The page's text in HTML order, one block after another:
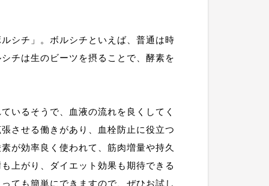
シチ」。ボルシチといえば、普通は時
チは生のビーツを摂ることで、酵素を
いるそうで、血液の流れを良くしてく
させる働きがあり、血栓防止に役立つ
が効率良く使われて、筋肉増量や持久
上がり、ダイエット効果も期待できる
ても簡単にできますので、ぜひお試し